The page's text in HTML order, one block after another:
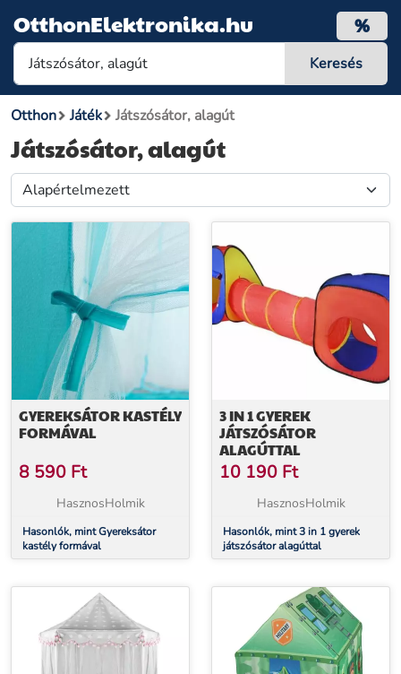
OtthonElektronika.hu %
Otthon Játék Játszósátor, alagút
Játszósátor, alagút
GYEREKSÁTOR KASTÉLY
FORMÁVAL
8 590 Ft
HasznosHolmik
Hasonlók, mint Gyereksátor
kastély formával
3 IN 1 GYEREK
JÁTSZÓSÁTOR
ALAGÚTTAL
10 190 Ft
HasznosHolmik
Hasonlók, mint 3 in 1 gyerek
játszósátor alagúttal